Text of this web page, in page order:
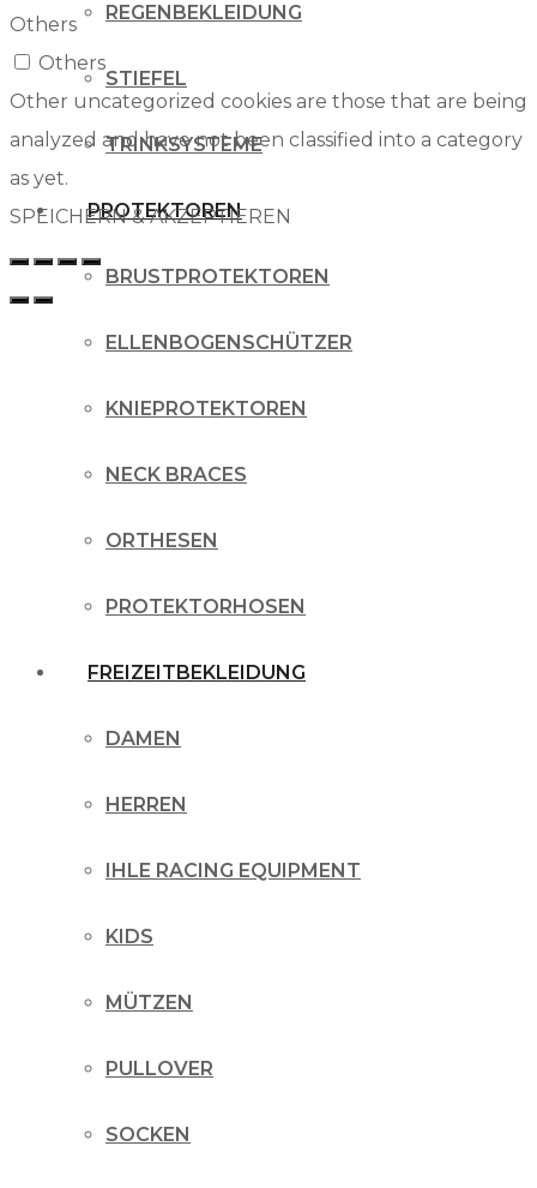
REGENBEKLEIDUNG
STIEFEL
TRINKSYSTEME
PROTEKTOREN
BRUSTPROTEKTOREN
ELLENBOGENSCHÜTZER
KNIEPROTEKTOREN
NECK BRACES
ORTHESEN
PROTEKTORHOSEN
FREIZEITBEKLEIDUNG
DAMEN
HERREN
IHLE RACING EQUIPMENT
KIDS
MÜTZEN
PULLOVER
SOCKEN
Others
Others
Other uncategorized cookies are those that are being
analyzed and have not been classified into a category
as yet.
SPEICHERN & AKZEPTIEREN